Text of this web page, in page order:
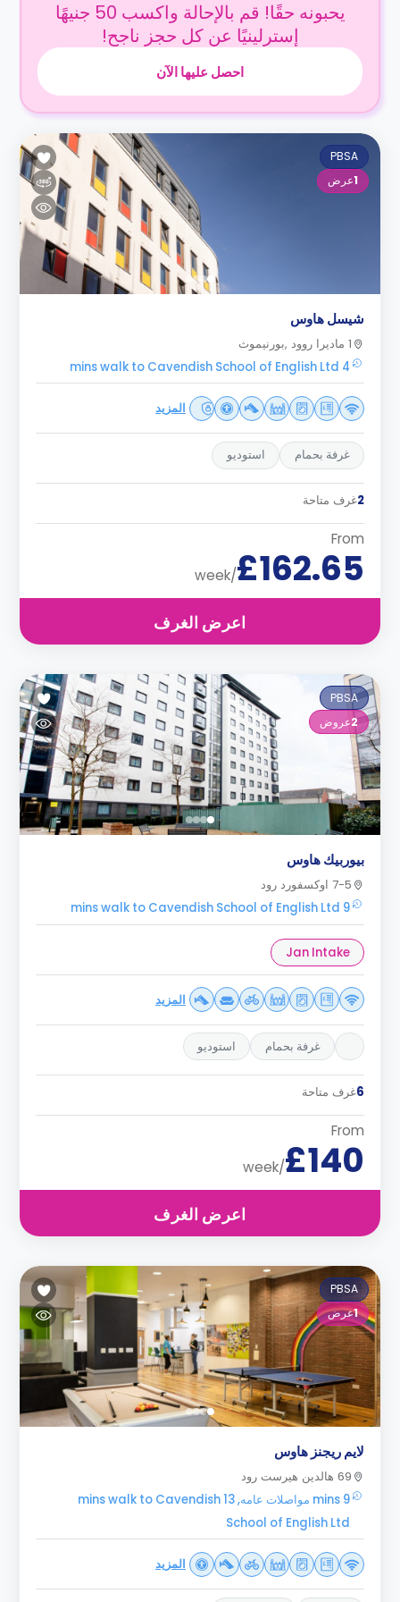
يحبونه حقًا! قم بالإحالة واكسب 50 جنيهًا
إسترلينيًا عن كل حجز ناجح!
احصل عليها الآن
PBSA
1عرض
شيسل هاوس
1 ماديرا روود ,بورنيموث
4 mins walk to Cavendish School of English Ltd
المزيد
غرفة بحمام استوديو
2غرف متاحة
From
£162.65
/week
اعرض الغرف
PBSA
2عروض
بيوربيك هاوس
7-5 اوكسفورد رود
9 mins walk to Cavendish School of English Ltd
Jan Intake
المزيد
غرفة بحمام استوديو
6غرف متاحة
From
£140
/week
اعرض الغرف
PBSA
1عرض
لايم ريجنز هاوس
69 هالدين هيرست رود
9 mins مواصلات عامه, 13 mins walk to Cavendish
School of English Ltd
المزيد